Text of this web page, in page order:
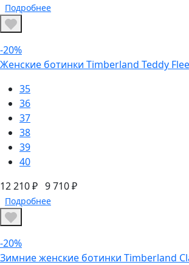
Подробнее
-20%
Женские ботинки Timberland Teddy
35
36
37
38
39
40
12 210 ₽ 9 710 ₽
Подробнее
-20%
Зимние женские ботинки Timberland